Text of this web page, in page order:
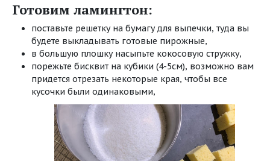
Готовим ламингтон:
поставьте решетку на бумагу для выпечки, туда вы
будете выкладывать готовые пирожные,
в большую плошку насыпьте кокосовую стружку,
порежьте бисквит на кубики (4-5см), возможно вам
придется отрезать некоторые края, чтобы все
кусочки были одинаковыми,